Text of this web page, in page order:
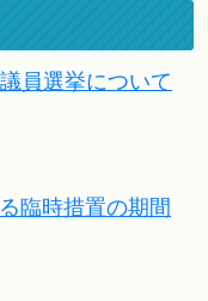
員選挙について
臨時措置の期間